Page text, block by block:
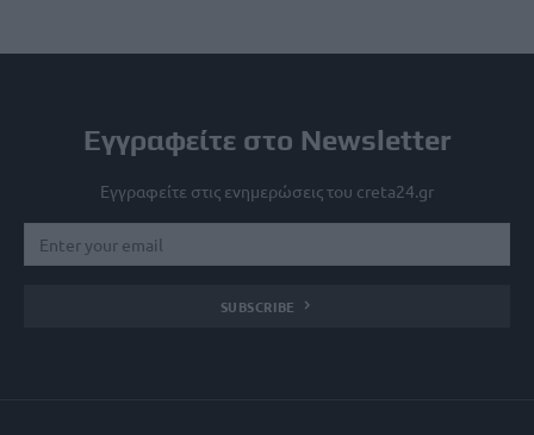
Εγγραφείτε στο Newsletter
Εγγραφείτε στις ενημερώσεις του creta24.gr
SUBSCRIBE